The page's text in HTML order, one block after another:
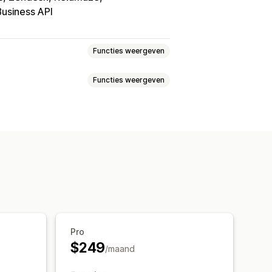
API
Functies weergeven
Functies weergeven
triggers
Klantmeldingen
Meerdere winkels Analytics
Pro
$249/maand